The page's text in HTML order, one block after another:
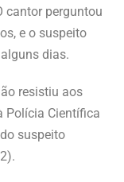
cantor perguntou
e o suspeito
dias.
resistiu aos
Polícia Científica
suspeito